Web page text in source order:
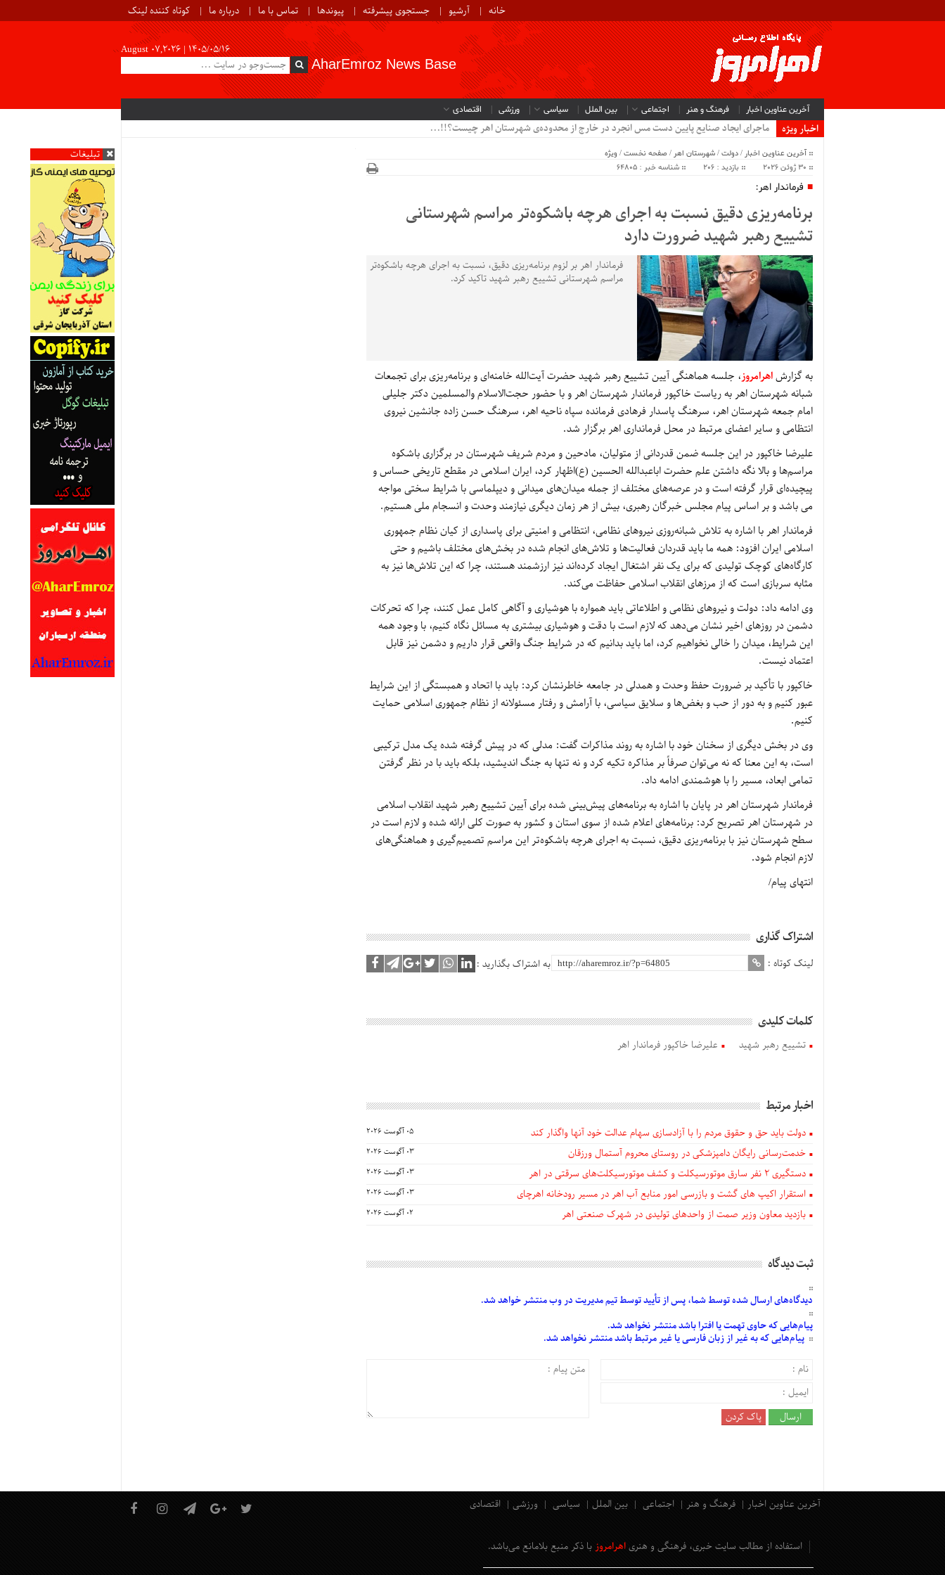
خانه آرشیو جستجوی پیشرفته پیوندها تماس با ما درباره ما کوتاه کننده لینک
August 07,2026 | ۱۴۰۵/۰۵/۱۶
AharEmroz News Base
آخرین عناوین اخبار فرهنگ و هنر اجتماعی بین الملل سیاسی ورزشی اقتصادی
اخبار ویژه
ماجرای ایجاد صنایع پایین دست مس انجرد در خارج از محدوده‌ی شهرستان اهر چیست؟!!...
تبلیغات
آخرین عناوین اخبار /دولت/شهرستان اهر /صفحه نخست/ ویژه
30 ژوئن 2026
بازدید : 206 شناسه خبر : 64805
فرماندار اهر:
برنامه‌ریزی دقیق نسبت به اجرای هرچه باشکوه‌تر مراسم شهرستانی
تشییع رهبر شهید ضرورت دارد
فرماندار اهر بر لزوم برنامه‌ریزی دقیق، نسبت به اجرای هرچه باشکوه‌تر
مراسم شهرستانی تشییع رهبر شهید تاکید کرد.
به گزارشاهرامروز، جلسه هماهنگی آیین تشییع رهبر شهید حضرت آیت‌الله خامنه‌ای و برنامه‌ریزی برای تجمعات
شبانه شهرستان اهر به ریاست خاکپور فرماندار شهرستان اهر و با حضور حجت‌الاسلام والمسلمین دکتر جلیلی
امام جمعه شهرستان اهر، سرهنگ پاسدار فرهادی فرمانده سپاه ناحیه اهر، سرهنگ حسن زاده جانشین نیروی
انتظامی و سایر اعضای مرتبط در محل فرمانداری اهر برگزار شد.
علیرضا خاکپور در این جلسه ضمن قدردانی از متولیان، مادحین و مردم شریف شهرستان در برگزاری باشکوه
مراسم‌ها و بالا نگه داشتن علم حضرت اباعبدالله الحسین (ع)اظهار کرد، ایران اسلامی در مقطع تاریخی حساس و
پیچیده‌ای قرار گرفته است و در عرصه‌های مختلف از جمله میدان‌های میدانی و دیپلماسی با شرایط سختی مواجه
می باشد و بر اساس پیام مجلس خبرگان رهبری، بیش از هر زمان دیگری نیازمند وحدت و انسجام ملی هستیم.
فرماندار اهر با اشاره به تلاش شبانه‌روزی نیروهای نظامی، انتظامی و امنیتی برای پاسداری از کیان نظام جمهوری
اسلامی ایران افزود: همه ما باید قدردان فعالیت‌ها و تلاش‌های انجام شده در بخش‌های مختلف باشیم و حتی
کارگاه‌های کوچک تولیدی که برای یک نفر اشتغال ایجاد کرده‌اند نیز ارزشمند هستند، چرا که این تلاش‌ها نیز به
مثابه سربازی است که از مرزهای انقلاب اسلامی حفاظت می‌کند.
وی ادامه داد: دولت و نیروهای نظامی و اطلاعاتی باید همواره با هوشیاری و آگاهی کامل عمل کنند، چرا که تحرکات
دشمن در روزهای اخیر نشان می‌دهد که لازم است با دقت و هوشیاری بیشتری به مسائل نگاه کنیم، با وجود همه
این شرایط، میدان را خالی نخواهیم کرد، اما باید بدانیم که در شرایط جنگ واقعی قرار داریم و دشمن نیز قابل
اعتماد نیست.
خاکپور با تأکید بر ضرورت حفظ وحدت و همدلی در جامعه خاطرنشان کرد: باید با اتحاد و همبستگی از این شرایط
عبور کنیم و به دور از حب و بغض‌ها و سلایق سیاسی، با آرامش و رفتار مسئولانه از نظام جمهوری اسلامی حمایت
کنیم.
وی در بخش دیگری از سخنان خود با اشاره به روند مذاکرات گفت: مدلی که در پیش گرفته شده یک مدل ترکیبی
است، به این معنا که نه می‌توان صرفاً بر مذاکره تکیه کرد و نه تنها به جنگ اندیشید، بلکه باید با در نظر گرفتن
تمامی ابعاد، مسیر را با هوشمندی ادامه داد.
فرماندار شهرستان اهر در پایان با اشاره به برنامه‌های پیش‌بینی شده برای آیین تشییع رهبر شهید انقلاب اسلامی
در شهرستان اهر تصریح کرد: برنامه‌های اعلام شده از سوی استان و کشور به صورت کلی ارائه شده و لازم است در
سطح شهرستان نیز با برنامه‌ریزی دقیق، نسبت به اجرای هرچه باشکوه‌تر این مراسم تصمیم‌گیری و هماهنگی‌های
لازم انجام شود.
انتهای پیام/
اشتراک گذاری
لینک کوتاه : به اشتراک بگذارید :
کلمات کلیدی
تشییع رهبر شهید علیرضا خاکپور فرماندار اهر
اخبار مرتبط
دولت باید حق و حقوق مردم را با آزادسازی سهام عدالت خود آنها واگذار کند 05 آگوست 2026
خدمت‌رسانی رایگان دامپزشکی در روستای محروم آستمال ورزقان 03 آگوست 2026
دستگيری ۲ نفر سارق موتورسیکلت و کشف موتورسیکلت‌های سرقتی در اهر 03 آگوست 2026
استقرار اکیپ های گشت و بازرسی امور منابع آب اهر در مسیر رودخانه اهرچای 03 آگوست 2026
بازدید معاون وزیر صمت از واحدهای تولیدی در شهرک صنعتی اهر 02 آگوست 2026
ثبت دیدگاه
دیدگاه‌هایارسالشدهتوسط شما، پس از تأییدتوسط تیم مدیریت در وب منتشر خواهد شد.
پیام‌هاییکه حاوی تهمت یا افترا باشد منتشر نخواهد شد.
پیام‌هاییکه به غیر از زبان فارسی یا غیر مرتبط باشد منتشر نخواهد شد.
آخرین عناوین اخبار فرهنگ و هنر اجتماعی بین الملل سیاسی ورزشی اقتصادی
استفاده از مطالب سایت خبری، فرهنگی و هنری اهرامروز با ذکر منبع بلامانع می‌باشد.